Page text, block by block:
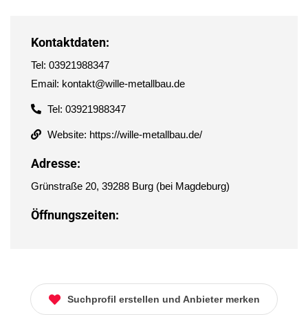
Kontaktdaten:
Tel: 03921988347
Email: kontakt@wille-metallbau.de
Tel: 03921988347
Website: https://wille-metallbau.de/
Adresse:
Grünstraße 20, 39288 Burg (bei Magdeburg)
Öffnungszeiten:
Suchprofil erstellen und Anbieter merken